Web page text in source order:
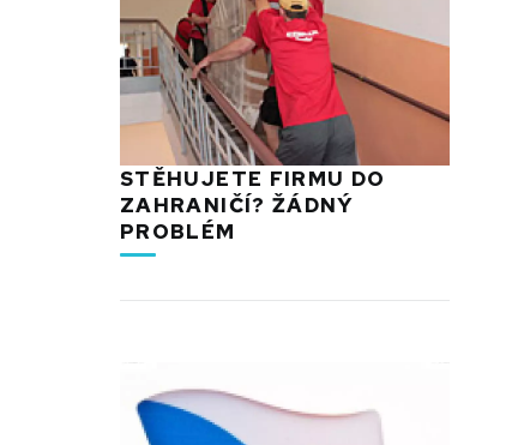
STĚHUJETE FIRMU DO
ZAHRANIČÍ? ŽÁDNÝ
PROBLÉM